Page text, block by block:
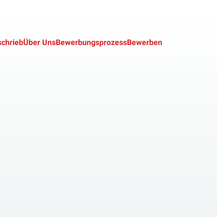
Über UnsBewerbungsprozessBewerben